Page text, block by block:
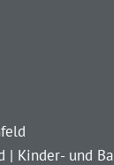
| Kinder- und